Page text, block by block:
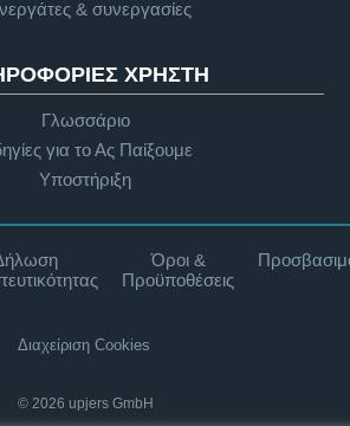
& συνεργασίες
ΧΡΉΣΤΗ
Γλωσσάριο
για το Ας Παίξουμε
Υποστήριξη
Όροι &
Προϋποθέσεις
Διαχείριση Cookies
© 2026 upjers GmbH